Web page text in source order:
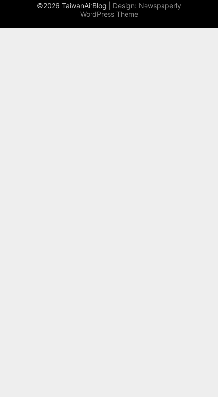
©2026 TaiwanAirBlog | Design: Newspaperly
WordPress Theme